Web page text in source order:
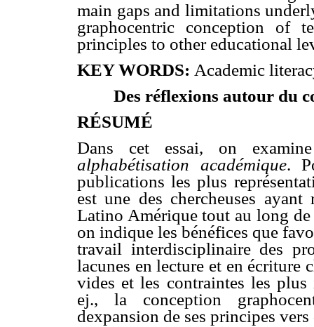
main gaps and limitations
graphocentric conception of
principles to other educational
KEY WORDS: Academic
Des réflexions autour du
RÉSUMÉ
Dans cet essai, on
alphabétisation académique.
publications les plus
est une des chercheuses
Latino Amérique tout au long
on indique les bénéfices que
travail interdisciplinaire des
lacunes en lecture et en écriture
vides et les contraintes les plus
ej., la conception
dexpansion de ses principes